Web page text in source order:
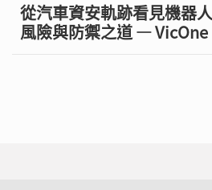
從汽車資安軌跡看見機器
風險與防禦之道 — VicOne